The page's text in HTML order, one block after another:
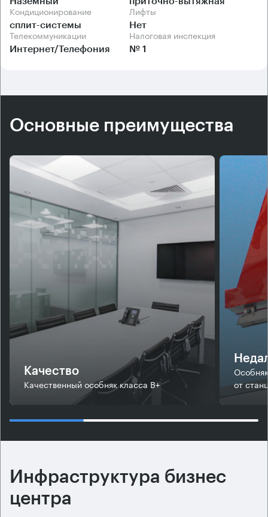
Кондиционирование
сплит-системы
Лифты
Нет
Телекоммуникации
Интернет/Телефония
Налоговая инспекция
№ 1
Основные преимущества
Качество
Качественный особняк класса В+
от
Инфраструктура бизнес
центра